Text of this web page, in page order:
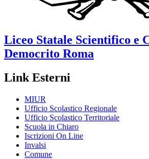
Liceo Statale Scientifico e
Democrito Roma
Link Esterni
MIUR
Ufficio Scolastico Regionale
Ufficio Scolastico Territoriale
Scuola in Chiaro
Iscrizioni On Line
Invalsi
Comune